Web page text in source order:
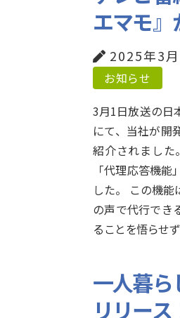
エマモ
2025年3
お知らせ
3月1日放送の日
にて、当社が開
紹介されました
「代理応答機
した。 この機
の声で代行でき
ることを悟らせ
一人暮
リリース